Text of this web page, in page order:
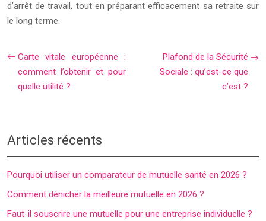
d’arrêt de travail, tout en préparant efficacement sa retraite sur
le long terme.
Carte vitale européenne :
comment l’obtenir et pour
quelle utilité ?
Plafond de la Sécurité
Sociale : qu’est-ce que
c’est ?
Articles récents
Pourquoi utiliser un comparateur de mutuelle santé en 2026 ?
Comment dénicher la meilleure mutuelle en 2026 ?
Faut-il souscrire une mutuelle pour une entreprise individuelle ?